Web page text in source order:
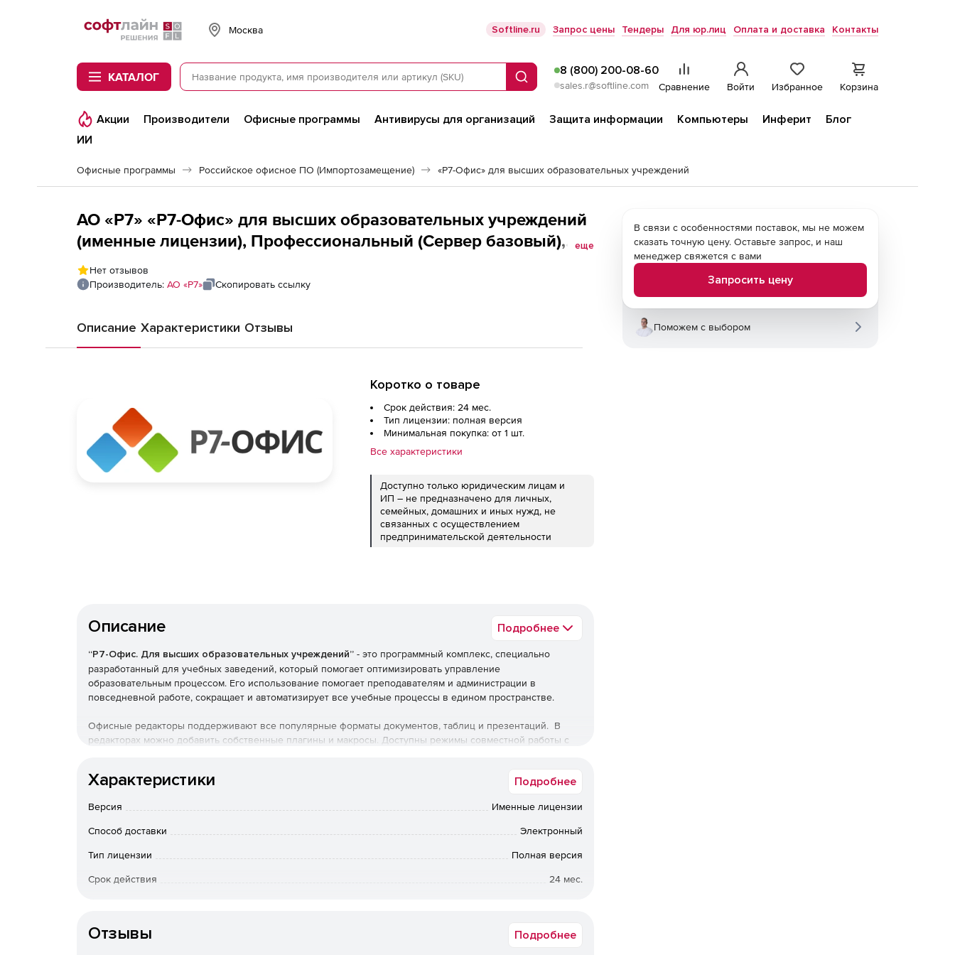
Softline
Москва Softline.ru Запрос цены Тендеры Для юр.лиц Оплата и доставка Контакты
КАТАЛОГ Поиск
8 (800) 200-08-60
sales.r@softline.com Сравнение Войти Избранное Корзина
Акции Производители Офисные программы Антивирусы для организаций Защита информации Компьютеры Инферит
Блог
ИИ
Офисные программы Российское офисное ПО (Импортозамещение) «Р7-Офис» для высших образовательных учреждений
АО «Р7» «Р7-Офис» для высших образовательных учреждений
(именные лицензии), Профессиональный (Сервер базовый),
лицензия на 2 года
еще
Нет отзывов
Производитель: АО «Р7» Скопировать ссылку
Описание Характеристики Отзывы
Коротко о товаре
Срок действия: 24 мес.
Тип лицензии: полная версия
Минимальная покупка: от 1 шт.
Все характеристики
Доступно только юридическим лицам и
ИП – не предназначено для личных,
семейных, домашних и иных нужд, не
связанных с осуществлением
предпринимательской деятельности
Описание Подробнее
“Р7-Офис. Для высших образовательных учреждений” - это программный комплекс, специально
разработанный для учебных заведений, который помогает оптимизировать управление
образовательным процессом. Его использование помогает преподавателям и администрации в
повседневной работе, сокращает и автоматизирует все учебные процессы в едином пространстве.
Офисные редакторы поддерживают все популярные форматы документов, таблиц и презентаций. В
редакторах можно добавить собственные плагины и макросы. Доступны режимы совместной работы с
Преимущества использования:
Хранение лекций и прочих учебных материалов в одном месте с предоставлением доступа к
Интеграция учебных процессов в единую систему позволяет автоматизировать учет учебных
систему онлайн-консультаций.
Характеристики Подробнее
Версия Именные лицензии
Способ доставки Электронный
Тип лицензии Полная версия
Срок действия 24 мес.
Отзывы Подробнее
В связи с особенностями поставок, мы не можем
сказать точную цену. Оставьте запрос, и наш
менеджер свяжется с вами
Запросить цену
Поможем с выбором